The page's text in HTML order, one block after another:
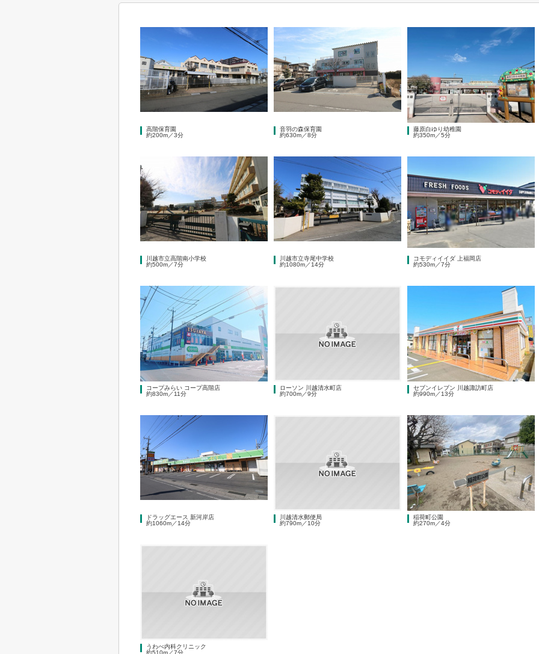
高階保育園
約200m／3分
音羽の森保育園
約630m／8分
藤原白ゆり幼稚園
約350m／5分
川越市立高階南小学校
約500m／7分
川越市立寺尾中学校
約1080m／14分
コモディイイダ 上福岡店
約530m／7分
コープみらい コープ高階店
約830m／11分
ローソン 川越清水町店
約700m／9分
セブンイレブン 川越諏訪町店
約990m／13分
ドラッグエース 新河岸店
約1060m／14分
川越清水郵便局
約790m／10分
稲荷町公園
約270m／4分
うわべ内科クリニック
約510m／7分